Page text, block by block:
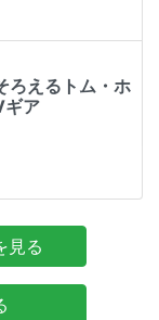
ろえるトム・ホ
ギア
見る